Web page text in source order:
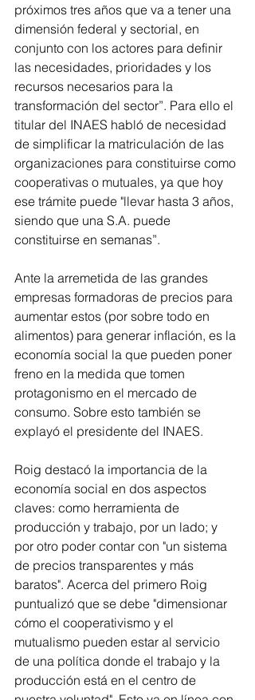
próximos tres años que va a tener una
dimensión federal y sectorial, en
conjunto con los actores para definir
las necesidades, prioridades y los
recursos necesarios para la
transformación del sector”. Para ello el
titular del INAES habló de necesidad
de simplificar la matriculación de las
organizaciones para constituirse como
cooperativas o mutuales, ya que hoy
ese trámite puede "llevar hasta 3 años,
siendo que una S.A. puede
constituirse en semanas”.
Ante la arremetida de las grandes
empresas formadoras de precios para
aumentar estos (por sobre todo en
alimentos) para generar inflación, es la
economía social la que pueden poner
freno en la medida que tomen
protagonismo en el mercado de
consumo. Sobre esto también se
explayó el presidente del INAES.
Roig destacó la importancia de la
economía social en dos aspectos
claves: como herramienta de
producción y trabajo, por un lado; y
por otro poder contar con "un sistema
de precios transparentes y más
baratos". Acerca del primero Roig
puntualizó que se debe "dimensionar
cómo el cooperativismo y el
mutualismo pueden estar al servicio
de una política donde el trabajo y la
producción está en el centro de